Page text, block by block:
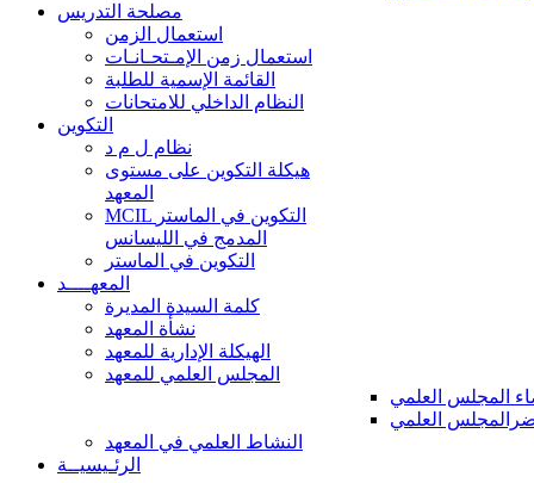
مصلحة التدريس
استعمال الزمن
استعمال زمن الإمـتحـانـات
القائمة الإسمية للطلبة
النظام الداخلي للامتحانات
التكوين
نظام ل م د
هيكلة التكوين على مستوى
المعهد
MCIL التكوين في الماستر
المدمج في الليسانس
التكوين في الماستر
المعهــــد
كلمة السيدة المديرة
نشأة المعهد
الهيكلة الإدارية للمعهد
المجلس العلمي للمعهد
المجلس العلمي
العلمي
النشاط العلمي في المعهد
الرئـيسيــة